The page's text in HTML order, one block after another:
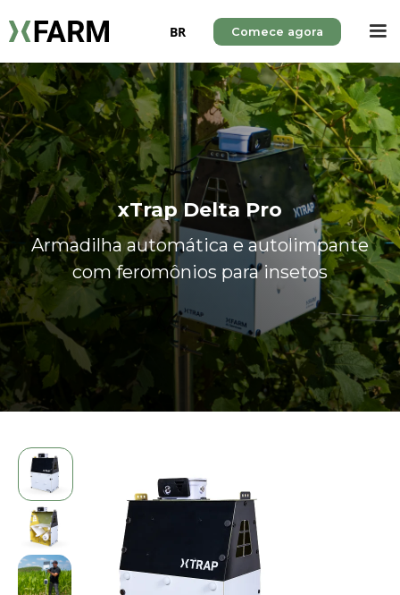
BR Comece agora
xTrap Delta Pro
Armadilha automática e autolimpante
com feromônios para insetos